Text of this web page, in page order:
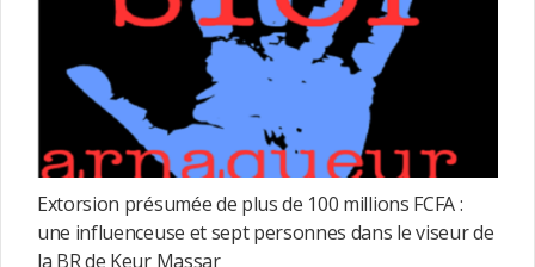
Extorsion présumée de plus de 100 millions FCFA :
une influenceuse et sept personnes dans le viseur de
la BR de Keur Massar